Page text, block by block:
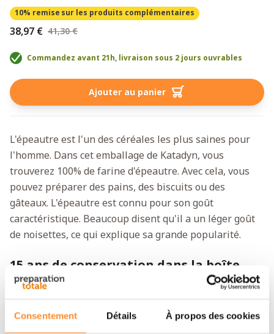
Consentement Détails À propos des cookies
10% remise sur les produits complémentaires
38,97 € 41,30 €
Commandez avant 21h, livraison sous 2 jours ouvrables
Ajouter au panier
L'épeautre est l'un des céréales les plus saines pour
l'homme. Dans cet emballage de Katadyn, vous
trouverez 100% de farine d'épeautre. Avec cela, vous
pouvez préparer des pains, des biscuits ou des
gâteaux. L'épeautre est connu pour son goût
caractéristique. Beaucoup disent qu'il a un léger goût
de noisettes, ce qui explique sa grande popularité.
15 ans de conservation dans la boîte
robuste
survie. Cette boîte de farine d'épeautre ne fait pas